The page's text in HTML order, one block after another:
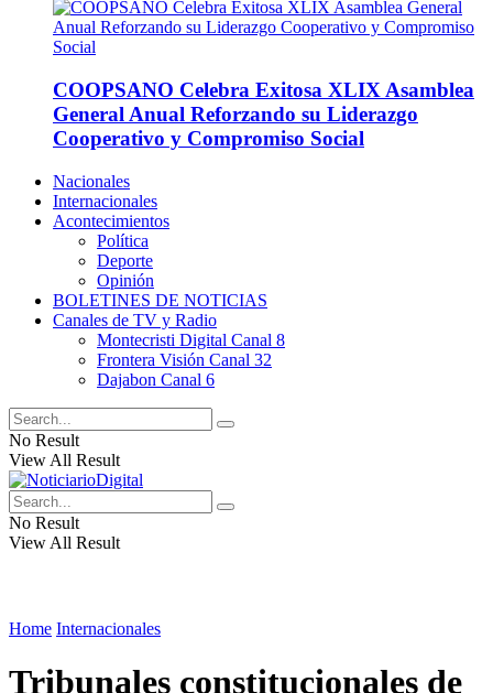
COOPSANO Celebra Exitosa XLIX Asamblea
General Anual Reforzando su Liderazgo
Cooperativo y Compromiso Social
Nacionales
Internacionales
Acontecimientos
Política
Deporte
Opinión
BOLETINES DE NOTICIAS
Canales de TV y Radio
Montecristi Digital Canal 8
Frontera Visión Canal 32
Dajabon Canal 6
No Result
View All Result
No Result
View All Result
Home Internacionales
Tribunales constitucionales de